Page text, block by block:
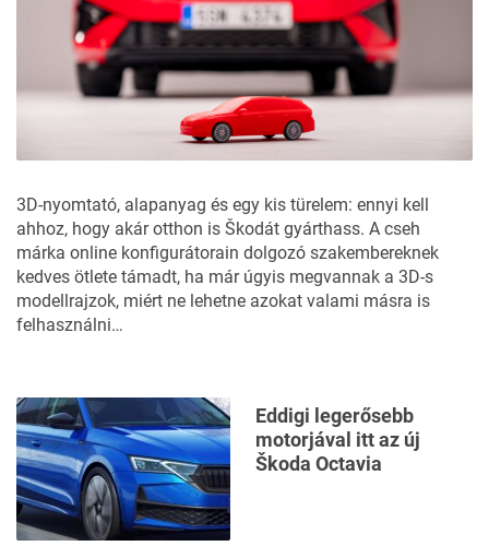
3D-nyomtató, alapanyag és egy kis türelem: ennyi kell
ahhoz, hogy akár otthon is Škodát gyárthass. A cseh
márka online konfigurátorain dolgozó szakembereknek
kedves ötlete támadt, ha már úgyis megvannak a 3D-s
modellrajzok, miért ne lehetne azokat valami másra is
felhasználni…
Eddigi legerősebb
motorjával itt az új
Škoda Octavia